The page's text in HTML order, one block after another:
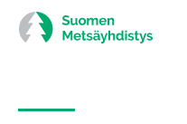
Siirry
suoraan
sisältöön